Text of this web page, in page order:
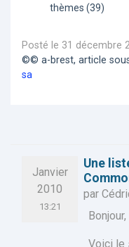
thèmes (39)
Posté le 31 décembre
©© a-brest, article
sa
Janvier
2010
13:21
Une
par
Bonjour,
Voici le